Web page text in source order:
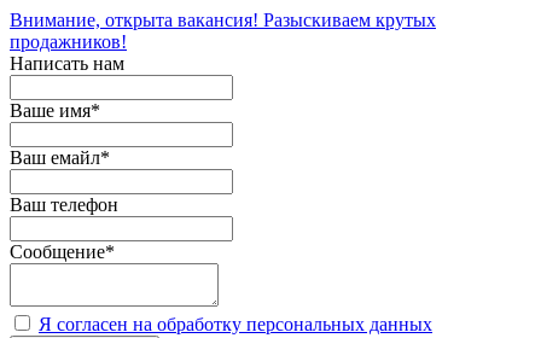
Внимание, открыта вакансия! Разыскиваем крутых
продажников!
Написать нам
Ваше имя*
Ваш емайл*
Ваш телефон
Сообщение*
Я согласен на обработку персональных данных